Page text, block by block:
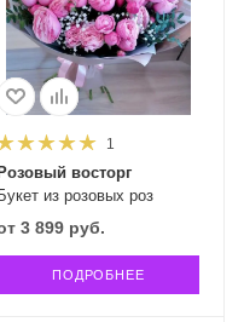
1
из розовых роз
восторг
3 899 руб.
ПОДРОБНЕЕ